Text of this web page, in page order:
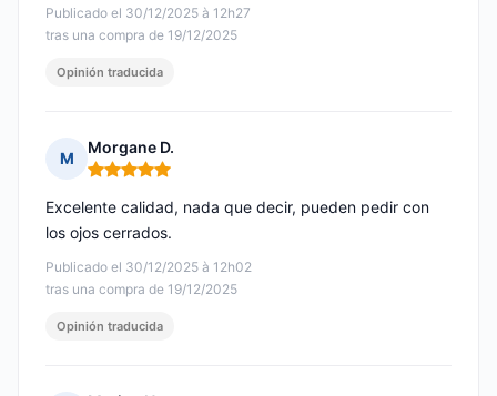
Publicado el 30/12/2025 à 12h27
tras una compra de 19/12/2025
Opinión traducida
M
Morgane D.
Nota: 5 de 5
Publicado el 30/12/2025 à 12h02
tras una compra de 19/12/2025
Excelente calidad, nada que decir, pueden pedir con
los ojos cerrados.
Opinión traducida